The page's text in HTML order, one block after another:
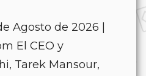
Agosto de 2026 |
El CEO y
Tarek Mansour,